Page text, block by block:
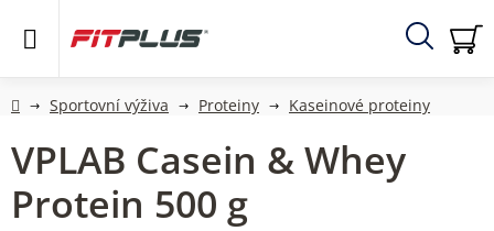
Hledat
DomůSportovní výživa Proteiny Kaseinové proteiny
VPLAB Casein & Whey
Protein 500 g